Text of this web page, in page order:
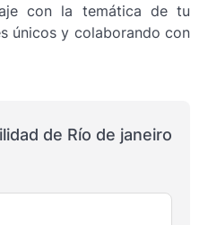
con la temática de tu
únicos y colaborando con
de Río de janeiro